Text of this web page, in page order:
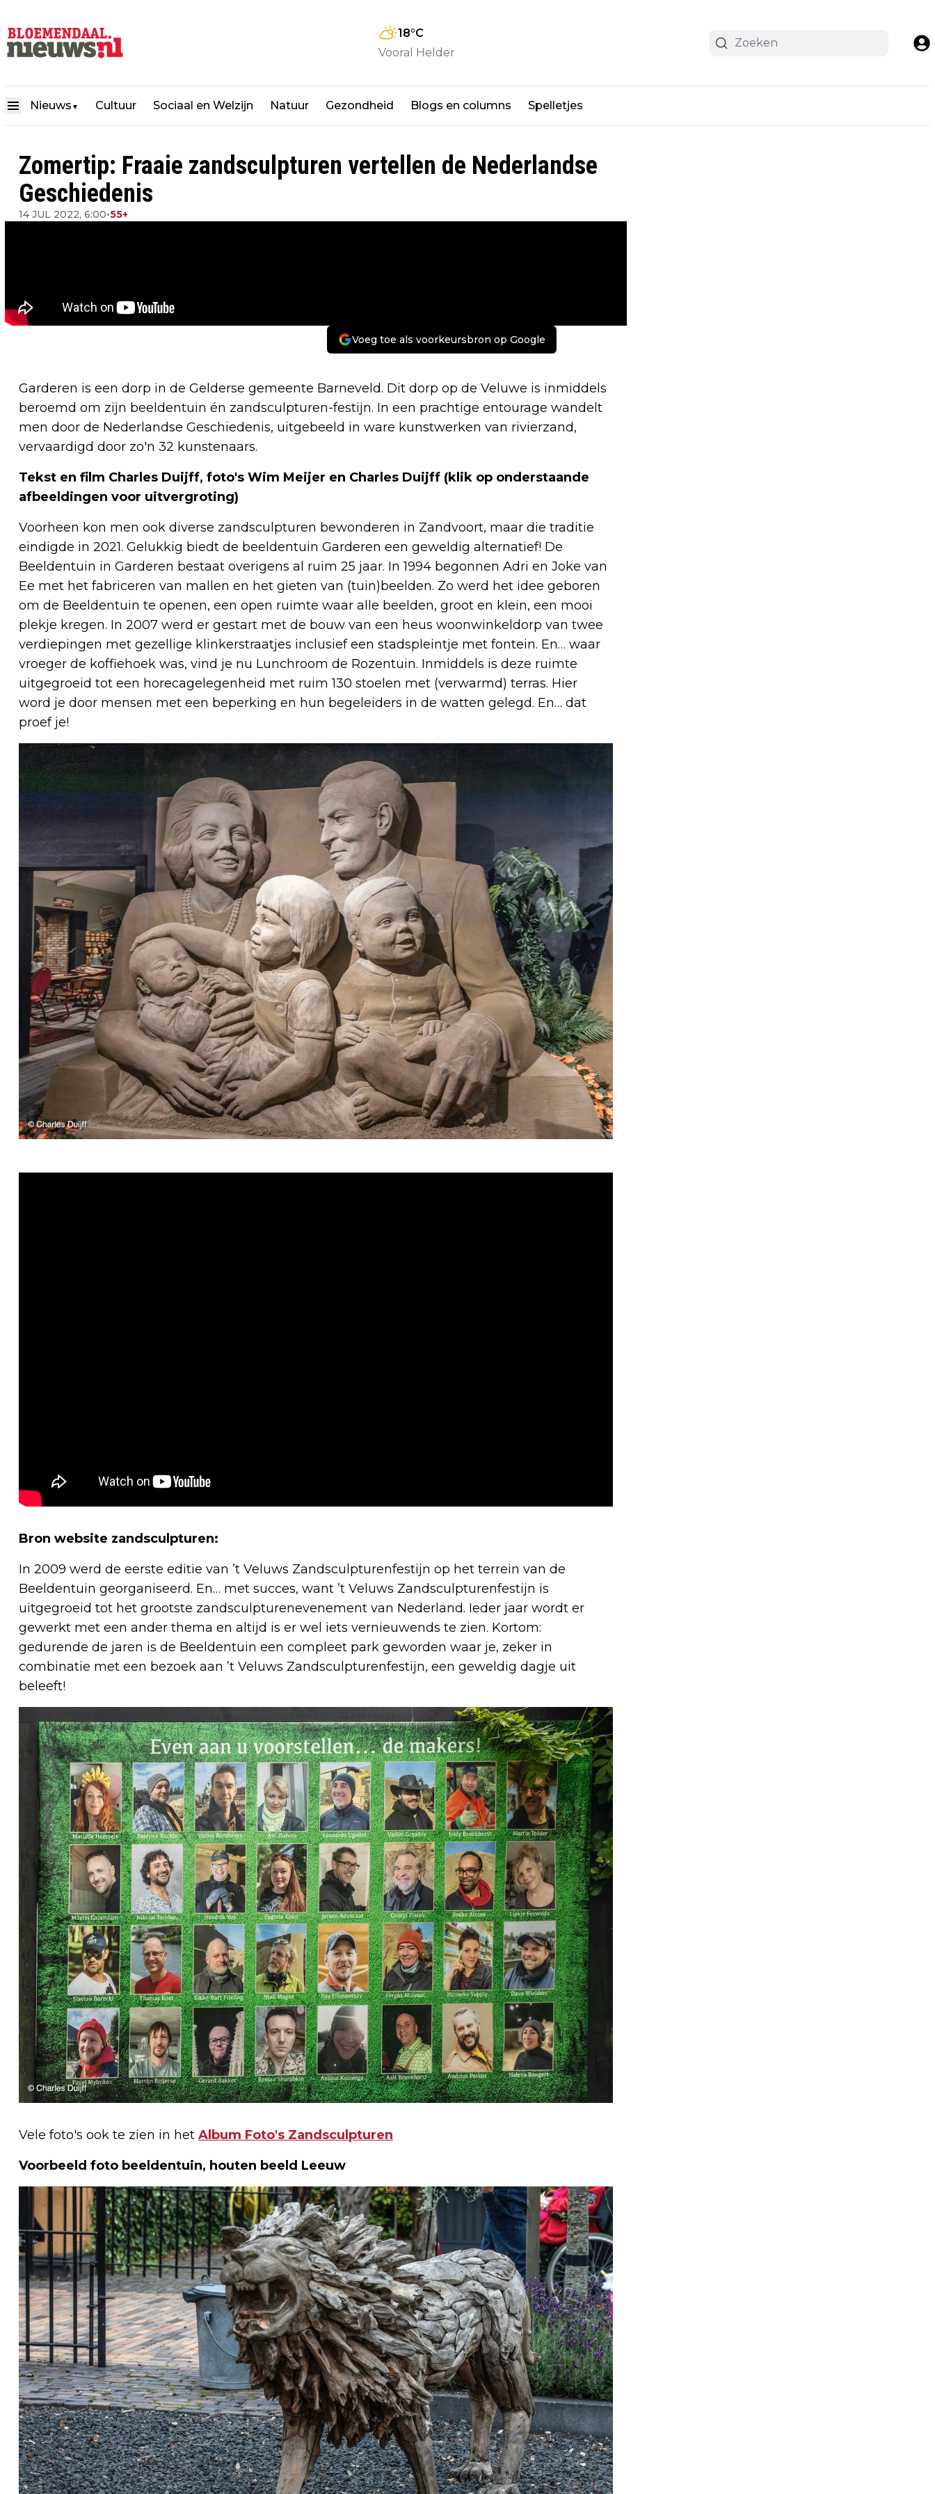
18°C
Vooral Helder
Nieuws ▼ Cultuur Sociaal en Welzijn Natuur Gezondheid Blogs en columns Spelletjes
Zomertip: Fraaie zandsculpturen vertellen de Nederlandse
Geschiedenis
14 JUL 2022, 6:00•55+
Voeg toe als voorkeursbron op Google
Garderen is een dorp in de Gelderse gemeente Barneveld. Dit dorp op de Veluwe is inmiddels
beroemd om zijn beeldentuin én zandsculpturen-festijn. In een prachtige entourage wandelt
men door de Nederlandse Geschiedenis, uitgebeeld in ware kunstwerken van rivierzand,
vervaardigd door zo'n 32 kunstenaars.
Tekst en film Charles Duijff, foto's Wim Meijer en Charles Duijff (klik op onderstaande
afbeeldingen voor uitvergroting)
Voorheen kon men ook diverse zandsculpturen bewonderen in Zandvoort, maar die traditie
eindigde in 2021. Gelukkig biedt de beeldentuin Garderen een geweldig alternatief! De
Beeldentuin in Garderen bestaat overigens al ruim 25 jaar. In 1994 begonnen Adri en Joke van
Ee met het fabriceren van mallen en het gieten van (tuin)beelden. Zo werd het idee geboren
om de Beeldentuin te openen, een open ruimte waar alle beelden, groot en klein, een mooi
plekje kregen. In 2007 werd er gestart met de bouw van een heus woonwinkeldorp van twee
verdiepingen met gezellige klinkerstraatjes inclusief een stadspleintje met fontein. En… waar
vroeger de koffiehoek was, vind je nu Lunchroom de Rozentuin. Inmiddels is deze ruimte
uitgegroeid tot een horecagelegenheid met ruim 130 stoelen met (verwarmd) terras. Hier
word je door mensen met een beperking en hun begeleiders in de watten gelegd. En… dat
proef je!
Bron website zandsculpturen:
In 2009 werd de eerste editie van ’t Veluws Zandsculpturenfestijn op het terrein van de
Beeldentuin georganiseerd. En… met succes, want ’t Veluws Zandsculpturenfestijn is
uitgegroeid tot het grootste zandsculpturenevenement van Nederland. Ieder jaar wordt er
gewerkt met een ander thema en altijd is er wel iets vernieuwends te zien. Kortom:
gedurende de jaren is de Beeldentuin een compleet park geworden waar je, zeker in
combinatie met een bezoek aan ’t Veluws Zandsculpturenfestijn, een geweldig dagje uit
beleeft!
Vele foto's ook te zien in het Album Foto's Zandsculpturen
Voorbeeld foto beeldentuin, houten beeld Leeuw